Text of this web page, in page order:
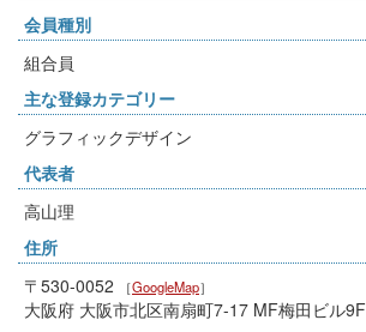
会員種別
組合員
主な登録カテゴリー
グラフィックデザイン
代表者
高山理
住所
〒530-0052
［GoogleMap］
大阪府 大阪市北区南扇町7-17 MF梅田ビル9F